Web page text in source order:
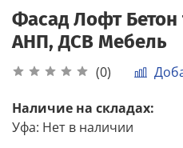
Фасад Лофт
АНП, ДСВ Мебель
(0)
Наличие на складах:
Уфа: Нет в наличии